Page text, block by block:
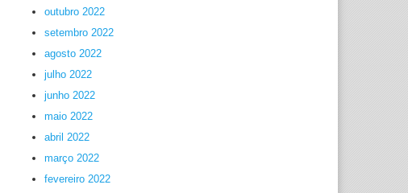
outubro 2022
setembro 2022
agosto 2022
julho 2022
junho 2022
maio 2022
abril 2022
março 2022
fevereiro 2022